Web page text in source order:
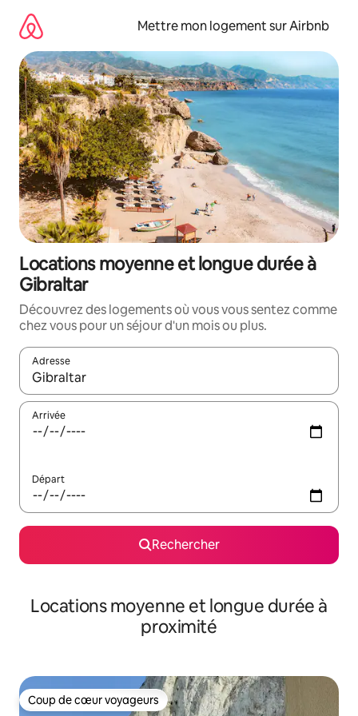
directement
contenu
Mettre mon logement sur Airbnb
Locations moyenne et longue durée à
Gibraltar
Découvrez des logements où vous vous sentez comme
chez vous pour un séjour d'un mois ou plus.
Adresse
Lorsque les résultats s'affichent, utilisez les flèches vers le
Arrivée
Départ
Rechercher
Locations moyenne et longue durée à
proximité
Coup de cœur voyageurs
Coup de cœur voyageurs